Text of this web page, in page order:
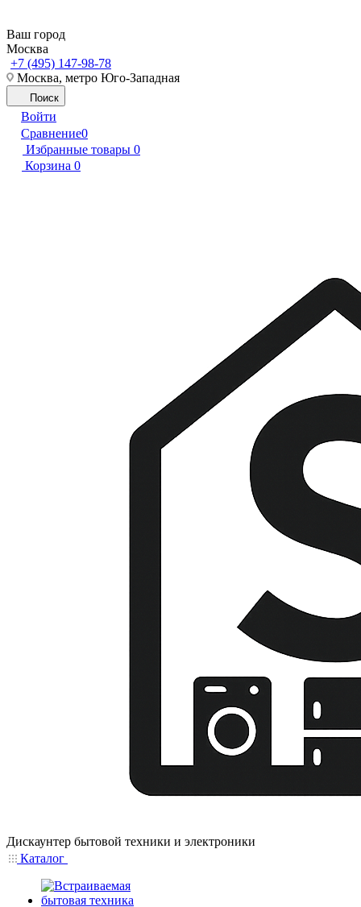
Ваш город
Москва
+7 (495) 147-98-78
Москва, метро Юго-Западная
Поиск
Войти
Сравнение0
Избранные товары 0
Корзина 0
Дискаунтер бытовой техники и электроники
Каталог